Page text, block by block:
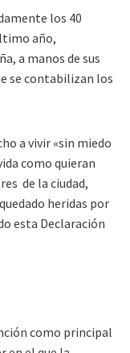
los 40
año,
a manos de sus
se contabilizan los
a vivir «sin miedo
como quieran
de la ciudad,
heridas por
esta Declaración
como principal